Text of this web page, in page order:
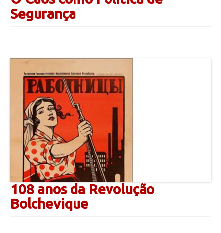
Segurança
108 anos da Revolução
Bolchevique